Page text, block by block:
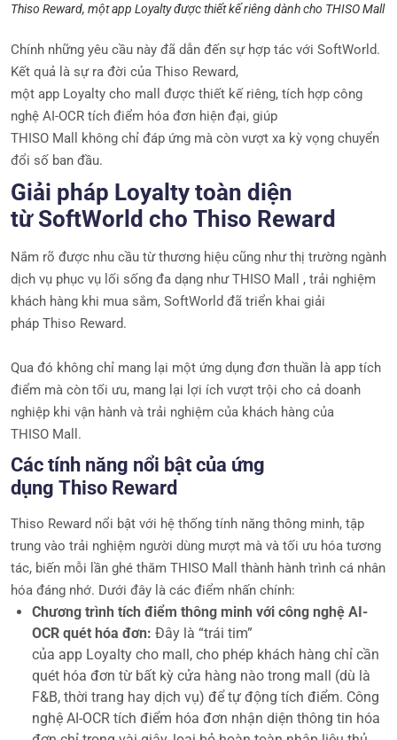
Thiso Reward, một app Loyalty được thiết kế riêng dành cho THISO Mall
Chính những yêu cầu này đã dẫn đến sự hợp tác với SoftWorld.
Kết quả là sự ra đời của Thiso Reward,
một app Loyalty cho mall được thiết kế riêng, tích hợp công
nghệ AI-OCR tích điểm hóa đơn hiện đại, giúp
THISO Mall không chỉ đáp ứng mà còn vượt xa kỳ vọng chuyển
đổi số ban đầu.
Giải pháp Loyalty toàn diện
từ SoftWorld cho Thiso Reward
Nắm rõ được nhu cầu từ thương hiệu cũng như thị trường ngành
dịch vụ phục vụ lối sống đa dạng như THISO Mall , trải nghiệm
khách hàng khi mua sắm, SoftWorld đã triển khai giải
pháp Thiso Reward.
Qua đó không chỉ mang lại một ứng dụng đơn thuần là app tích
điểm mà còn tối ưu, mang lại lợi ích vượt trội cho cả doanh
nghiệp khi vận hành và trải nghiệm của khách hàng của
THISO Mall.
Các tính năng nổi bật của ứng
dụng Thiso Reward
Thiso Reward nổi bật với hệ thống tính năng thông minh, tập
trung vào trải nghiệm người dùng mượt mà và tối ưu hóa tương
tác, biến mỗi lần ghé thăm THISO Mall thành hành trình cá nhân
hóa đáng nhớ. Dưới đây là các điểm nhấn chính:
Chương trình tích điểm thông minh với công nghệ AI-
OCR quét hóa đơn: Đây là “trái tim”
của app Loyalty cho mall, cho phép khách hàng chỉ cần
quét hóa đơn từ bất kỳ cửa hàng nào trong mall (dù là
F&B, thời trang hay dịch vụ) để tự động tích điểm. Công
nghệ AI-OCR tích điểm hóa đơn nhận diện thông tin hóa